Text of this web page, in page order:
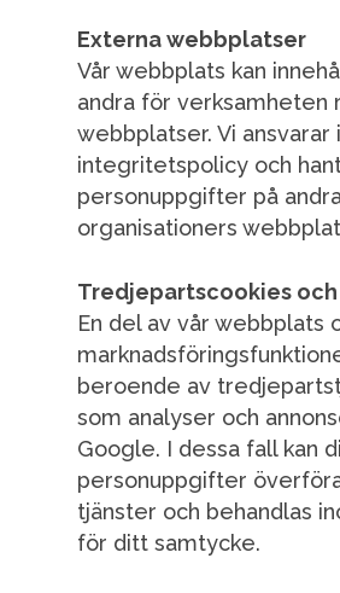
Externa webbplatser
Vår webbplats kan
andra för verksamheten
webbplatser. Vi ansvarar
integritetspolicy och
personuppgifter på
organisationers
Tredjepartscookies
En del av vår webbplats
beroende av
som analyser och
Google. I dessa fall kan
personuppgifter
tjänster och behandlas
för ditt samtycke.